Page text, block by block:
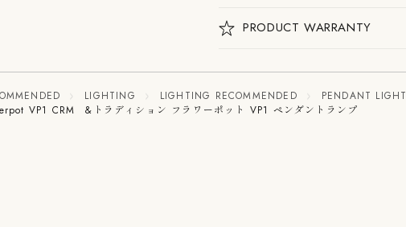
減 増
PRODUCT WARRANTY
LIGHTING LIGHTING RECOMMENDED PENDANT LIGHT
VP1 CRM &トラディション フラワーポット VP1 ペンダントランプ